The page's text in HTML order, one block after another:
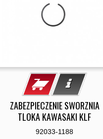
ZABEZPIECZENIE SWORZNIA
TLOKA KAWASAKI KLF
92033-1188